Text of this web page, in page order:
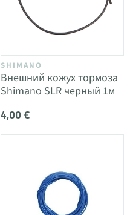
SHIMANO
Внешний кожух тормоза
Shimano SLR черный 1м
4,00 €